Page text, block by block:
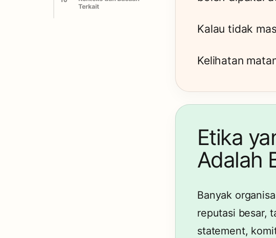
Terkait
Kalau tidak
Kelihatan
Etika
Adalah
Banyak
reputasi besar,
statement,